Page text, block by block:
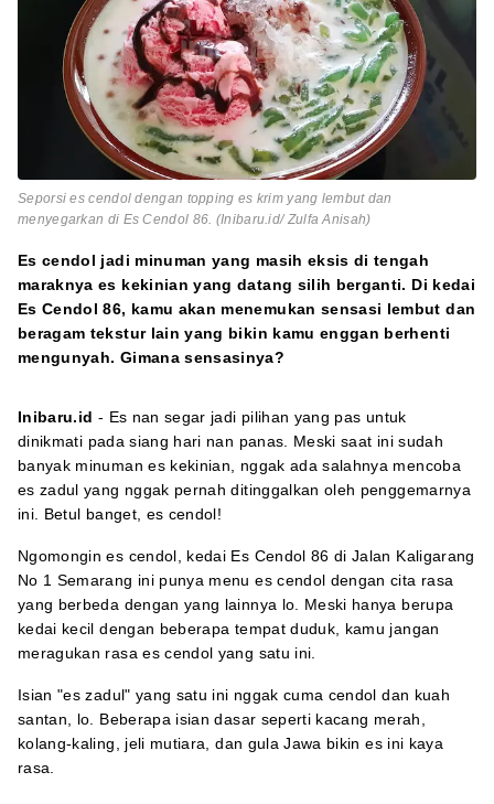
Seporsi es cendol dengan topping es krim yang lembut dan
menyegarkan di Es Cendol 86. (Inibaru.id/ Zulfa Anisah)
Es cendol jadi minuman yang masih eksis di tengah
maraknya es kekinian yang datang silih berganti. Di kedai
Es Cendol 86, kamu akan menemukan sensasi lembut dan
beragam tekstur lain yang bikin kamu enggan berhenti
mengunyah. Gimana sensasinya?
Inibaru.id - Es nan segar jadi pilihan yang pas untuk
dinikmati pada siang hari nan panas. Meski saat ini sudah
banyak minuman es kekinian, nggak ada salahnya mencoba
es zadul yang nggak pernah ditinggalkan oleh penggemarnya
ini. Betul banget, es cendol!
Ngomongin es cendol, kedai Es Cendol 86 di Jalan Kaligarang
No 1 Semarang ini punya menu es cendol dengan cita rasa
yang berbeda dengan yang lainnya lo. Meski hanya berupa
kedai kecil dengan beberapa tempat duduk, kamu jangan
meragukan rasa es cendol yang satu ini.
Isian "es zadul" yang satu ini nggak cuma cendol dan kuah
santan, lo. Beberapa isian dasar seperti kacang merah,
kolang-kaling, jeli mutiara, dan gula Jawa bikin es ini kaya
rasa.